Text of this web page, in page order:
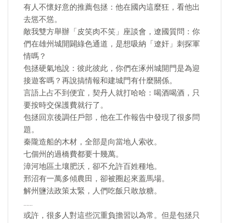
有人不懷好意的推薦包拯：他在國內這麼狂，看他出
去慫不慫。
敵我雙方舉辦「皮笑肉不笑」座談會，遼國質問：你
們在雄州城開闢綠色通道，是想吸納「遼奸」刺探軍
情嗎？
包拯硬氣地說：彼此彼此，你們在涿州城開門是為迎
接遊客嗎？再說搞情報和建城門有什麼關係。
言語上占不到便宜，契丹人就打哈哈：喝酒喝酒，只
要按時交保護費就行了。
包拯回京後調任戶部，他在工作報告中發現了很多問
題。
秦隴造船的木材，全部是向當地人索收。
七個州的過橋費都要十幾萬。
漳河地區土壤肥沃，卻不允許百姓種地。
邢沼有一萬多傾農田，卻被圈起來蓋馬場。
解州鹽法政策太緊，人們吃飯只敢放糖。
……
或許，很多人對這些沉重負擔習以為常。但是包拯只